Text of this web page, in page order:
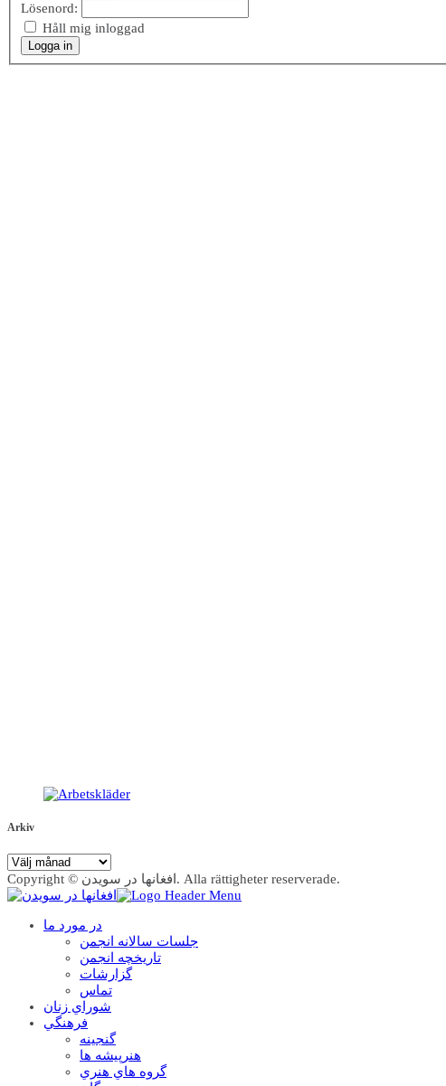
Lösenord:
Håll mig inloggad
Logga in
Arkiv
Arkiv
Copyright © افغانها در سویدن. Alla rättigheter reserverade.
در مورد ما
جلسات سالانه انجمن
تاریخچه انجمن
گزارشات
تماس
شوراي زنان
فرهنگي
گنجينه
هنرپيشه ها
گروه هاي هنري